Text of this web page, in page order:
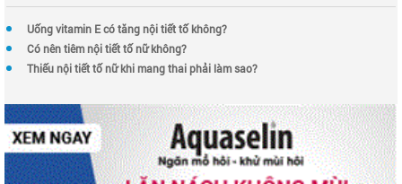
Uống vitamin E có tăng nội tiết tố không?
Có nên tiêm nội tiết tố nữ không?
Thiếu nội tiết tố nữ khi mang thai phải làm sao?